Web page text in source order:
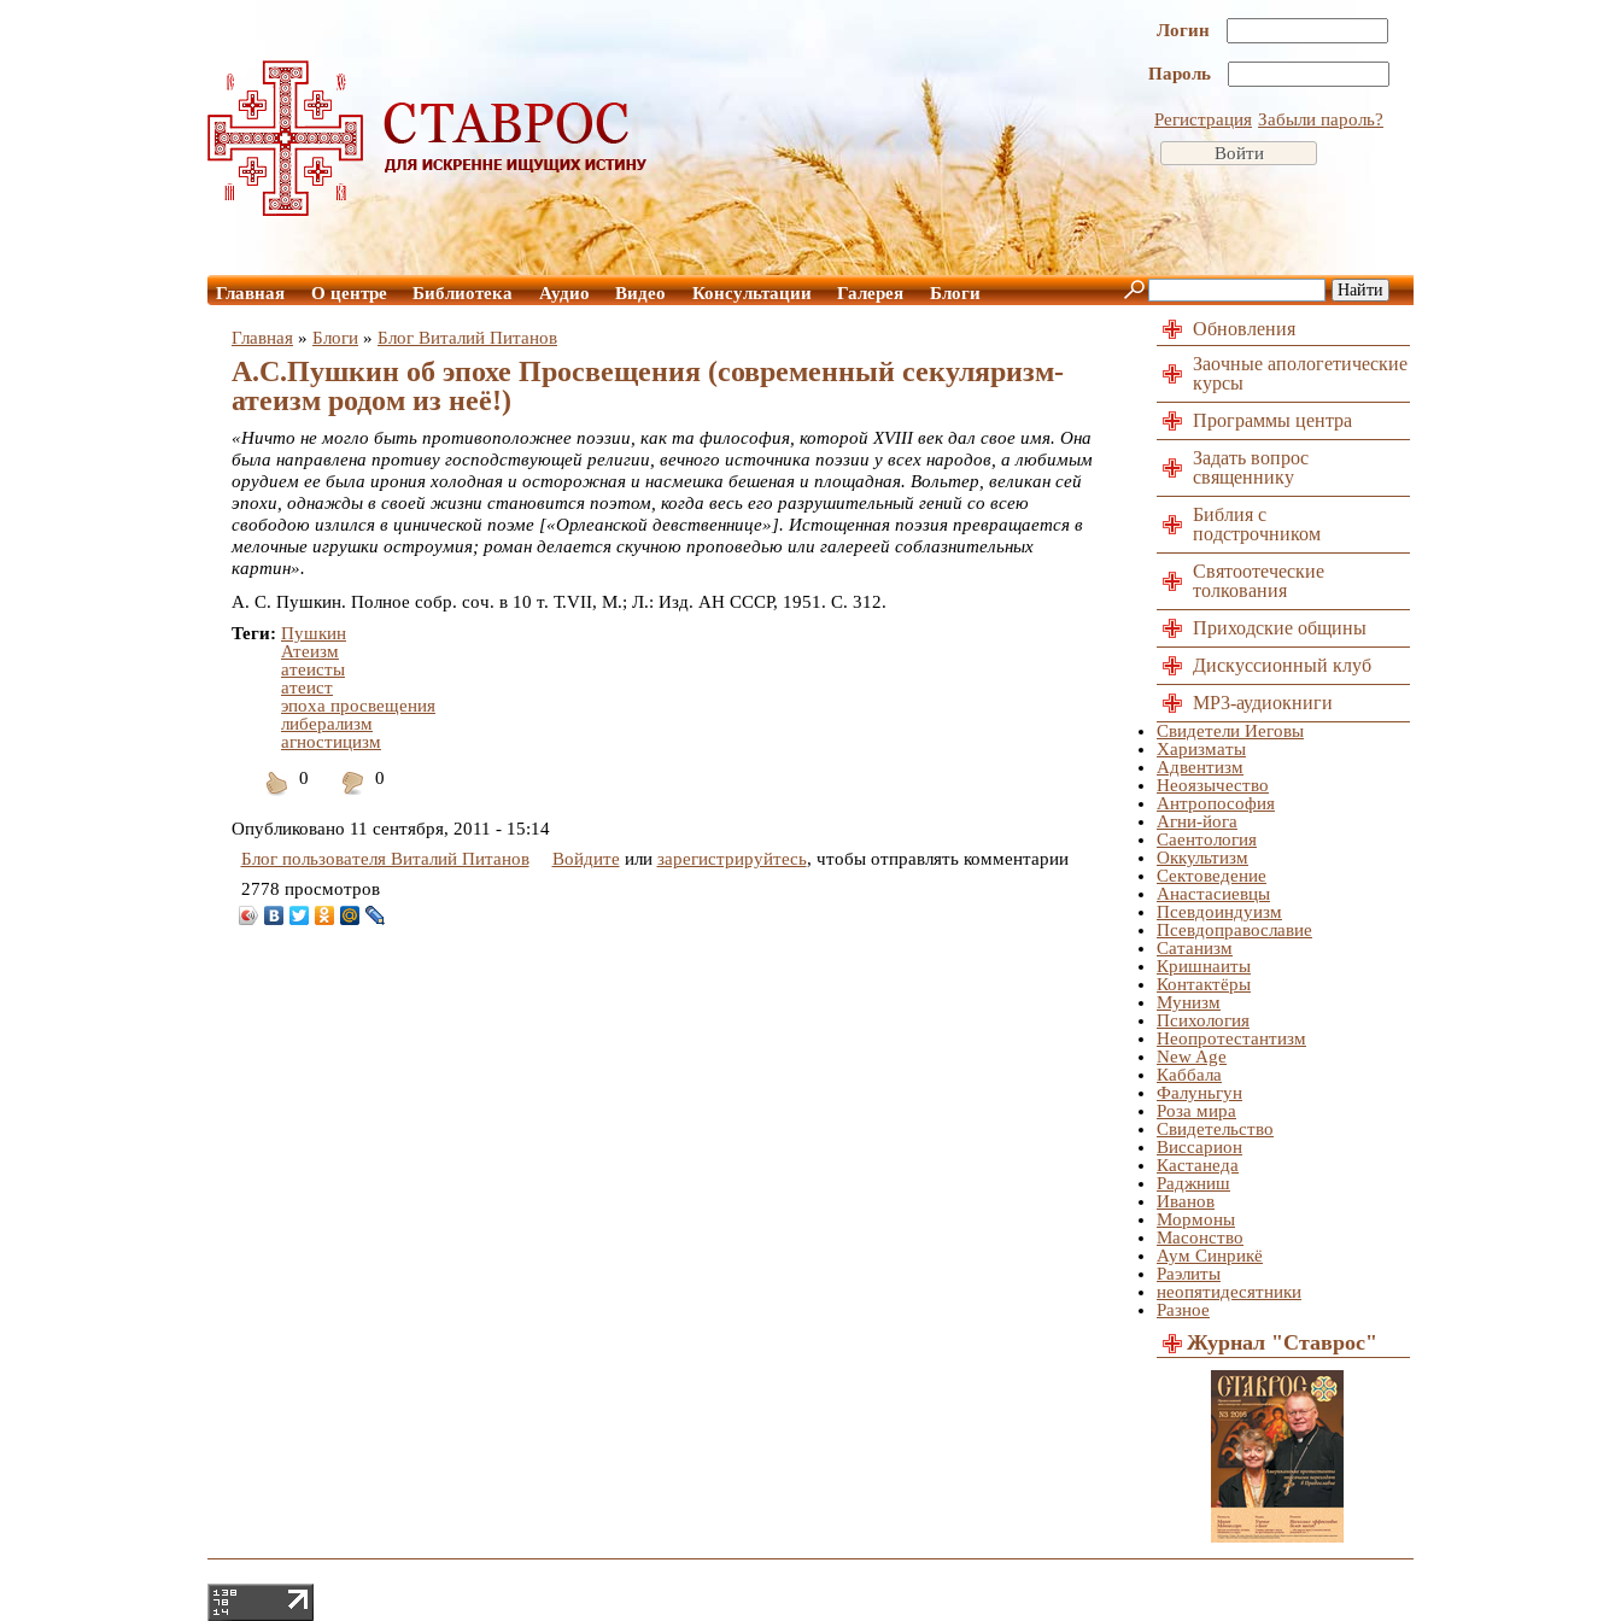
Логин
Пароль
Регистрация Забыли пароль?
Главная О центре Библиотека Аудио Видео Консультации Галерея Блоги
Главная » Блоги » Блог Виталий Питанов
А.С.Пушкин об эпохе Просвещения (современный секуляризм-
атеизм родом из неё!)
«Ничто не могло быть противоположнее поэзии, как та философия, которой XVIII век дал свое имя. Она
была направлена противу господствующей религии, вечного источника поэзии у всех народов, а любимым
орудием ее была ирония холодная и осторожная и насмешка бешеная и площадная. Вольтер, великан сей
эпохи, однажды в своей жизни становится поэтом, когда весь его разрушительный гений со всею
свободою излился в цинической поэме [«Орлеанской девственнице»]. Истощенная поэзия превращается в
мелочные игрушки остроумия; роман делается скучною проповедью или галереей соблазнительных
картин».
А. С. Пушкин. Полное собр. соч. в 10 т. Т.VII, М.; Л.: Изд. АН СССР, 1951. С. 312.
Теги: Пушкин
Атеизм
атеисты
атеист
эпоха просвещения
либерализм
агностицизм
0
понравилось
0
Опубликовано 11 сентября, 2011 - 15:14
Блог пользователя Виталий Питанов
Войдите или зарегистрируйтесь, чтобы отправлять комментарии
2778 просмотров
Обновления
Заочные апологетические
курсы
Программы центра
Задать вопрос
священнику
Библия с
подстрочником
Святоотеческие
толкования
Приходские общины
Дискуссионный клуб
MP3-аудиокниги
Свидетели Иеговы
Харизматы
Адвентизм
Неоязычество
Антропософия
Агни-йога
Саентология
Оккультизм
Сектоведение
Анастасиевцы
Псевдоиндуизм
Псевдоправославие
Сатанизм
Кришнаиты
Контактёры
Мунизм
Психология
Неопротестантизм
New Age
Каббала
Фалуньгун
Роза мира
Свидетельство
Виссарион
Кастанеда
Раджниш
Иванов
Мормоны
Масонство
Аум Синрикё
Раэлиты
неопятидесятники
Разное
Журнал "Ставрос"